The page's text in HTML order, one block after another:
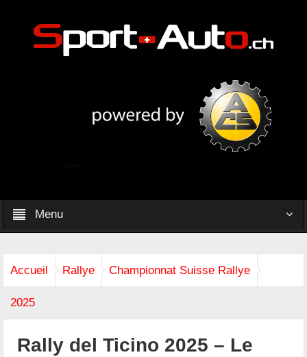
Menu
Accueil Rallye Championnat Suisse Rallye
2025
Rally del Ticino 2025 – Le